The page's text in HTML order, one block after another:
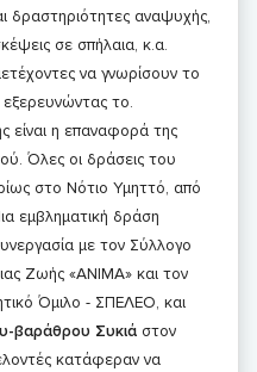
δραστηριότητες αναψυχής,
σε σπήλαια, κ.α.
να γνωρίσουν το
το.
είναι η επαναφορά της
Όλες οι δράσεις του
στο Νότιο Υμηττό, από
εμβληματική δράση
με τον Σύλλογο
Ζωής «ΑΝΙΜΑ» και τον
Όμιλο - ΣΠΕΛΕΟ, και
βαράθρου Συκιά στον
κατάφεραν να